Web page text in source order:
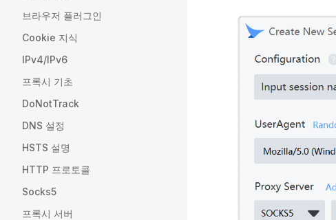
브라우저 플러그인
Cookie 지식
IPv4/IPv6
프록시 기초
DoNotTrack
DNS 설정
HSTS 설명
HTTP 프로토콜
Socks5
프록시 서버